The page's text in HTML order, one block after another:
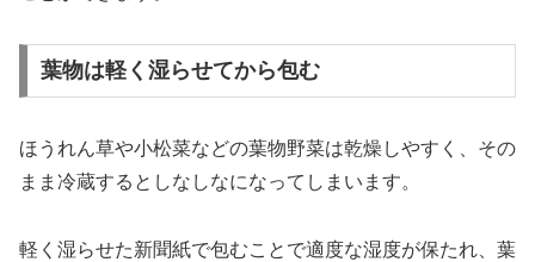
葉物は軽く湿らせてから包む
ほうれん草や小松菜などの葉物野菜は乾燥しやすく、その
まま冷蔵するとしなしなになってしまいます。
軽く湿らせた新聞紙で包むことで適度な湿度が保たれ、葉